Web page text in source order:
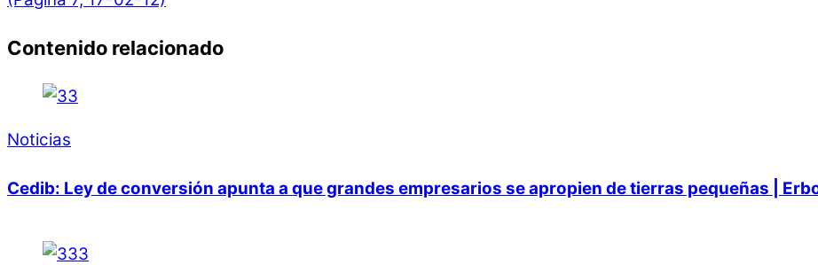
Contenido relacionado
Noticias
Cedib: Ley de conversión apunta a que grandes empresarios se apropien de tierras pequeñas |